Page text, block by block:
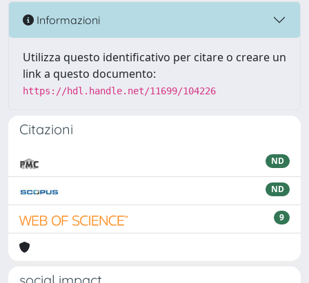
Informazioni
Utilizza questo identificativo per citare o creare un
link a questo documento:
https://hdl.handle.net/11699/104226
Citazioni
ND
ND
9